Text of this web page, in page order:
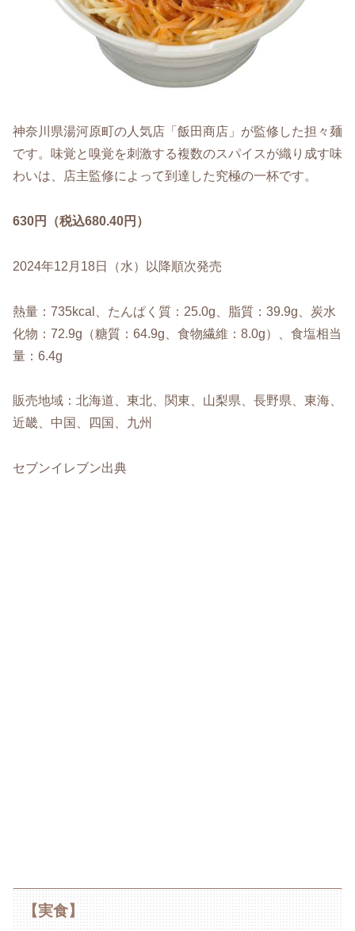
神奈川県湯河原町の人気店「飯田商店」が監修した担々麺
です。味覚と嗅覚を刺激する複数のスパイスが織り成す味
わいは、店主監修によって到達した究極の一杯です。
630円（税込680.40円）
2024年12月18日（水）以降順次発売
熱量：735kcal、たんぱく質：25.0g、脂質：39.9g、炭水
化物：72.9g（糖質：64.9g、食物繊維：8.0g）、食塩相当
量：6.4g
販売地域：北海道、東北、関東、山梨県、長野県、東海、
近畿、中国、四国、九州
セブンイレブン出典
【実食】